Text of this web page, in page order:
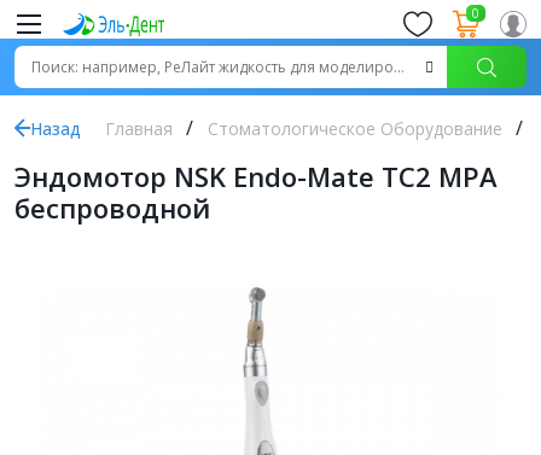
0
Назад Главная Стоматологическое Оборудование
Эндомотор NSK Endo-Mate TC2 MPA
беспроводной